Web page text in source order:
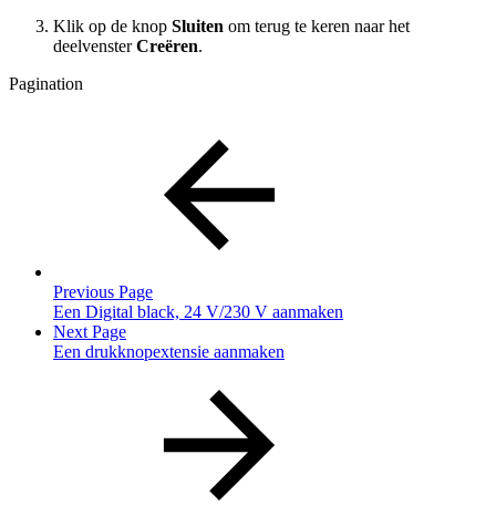
Klik op de knop Sluiten om terug te keren naar het
deelvensterCreëren.
Pagination
Previous Page
Een Digital black, 24 V/230 V aanmaken
Next Page
Een drukknopextensie aanmaken